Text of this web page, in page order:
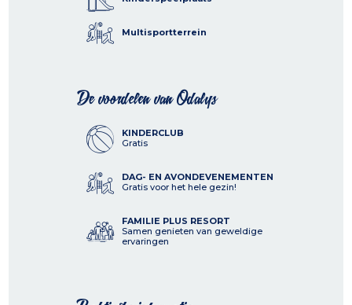
Multisportterrein
De voordelen van Odalys
KINDERCLUB
Gratis
DAG- EN AVONDEVENEMENTEN
Gratis voor het hele gezin!
FAMILIE PLUS RESORT
Samen genieten van geweldige
ervaringen